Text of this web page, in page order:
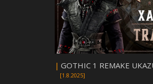
| GOTHIC 1 REMAKE
[1.8.2025]